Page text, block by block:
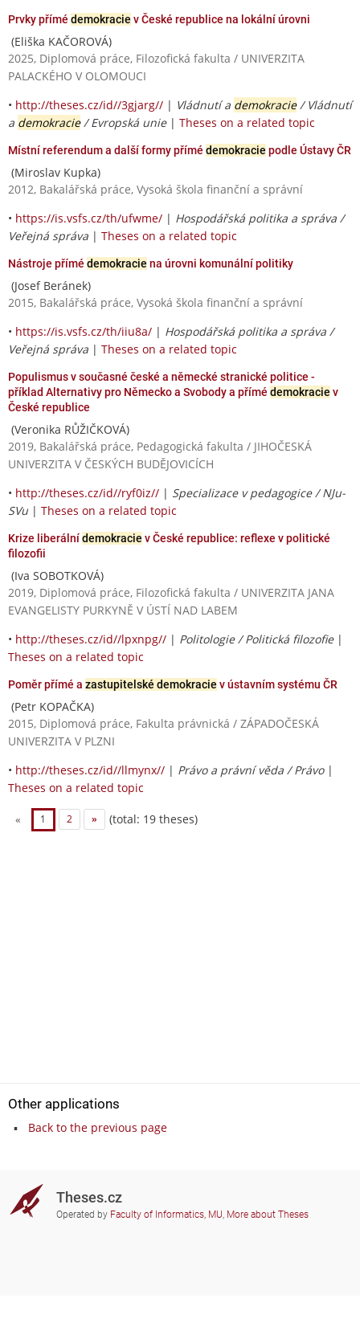
Prvky přímé demokracie v České republice na lokální úrovni
(Eliška KAČOROVÁ)
2025, Diplomová práce, Filozofická fakulta / UNIVERZITA
PALACKÉHO V OLOMOUCI
• http://theses.cz/id//3gjarg// | Vládnutí a demokracie/ Vládnutí
a demokracie/ Evropská unie| Theses on a related topic
Místní referendum a další formy přímé demokracie podle Ústavy ČR
(Miroslav Kupka)
2012, Bakalářská práce, Vysoká škola finanční a správní
• https://is.vsfs.cz/th/ufwme/ | Hospodářská politika a správa /
Veřejná správa | Theses on a related topic
Nástroje přímé demokracie na úrovni komunální politiky
(Josef Beránek)
2015, Bakalářská práce, Vysoká škola finanční a správní
• https://is.vsfs.cz/th/iiu8a/ | Hospodářská politika a správa /
Veřejná správa | Theses on a related topic
Populismus v současné české a německé stranické politice -
příklad Alternativy pro Německo a Svobody a přímé demokracie v
České republice
(Veronika RŮŽIČKOVÁ)
2019, Bakalářská práce, Pedagogická fakulta / JIHOČESKÁ
UNIVERZITA V ČESKÝCH BUDĚJOVICÍCH
• http://theses.cz/id//ryf0iz// | Specializace v pedagogice / NJu-
SVu | Theses on a related topic
Krize liberálnídemokracie v České republice: reflexe v politické
filozofii
(Iva SOBOTKOVÁ)
2019, Diplomová práce, Filozofická fakulta / UNIVERZITA JANA
EVANGELISTY PURKYNĚ V ÚSTÍ NAD LABEM
• http://theses.cz/id//lpxnpg// | Politologie / Politická filozofie|
Theses on a related topic
Poměr přímé a zastupitelské demokracie v ústavním systému ČR
(Petr KOPAČKA)
2015, Diplomová práce, Fakulta právnická / ZÁPADOČESKÁ
UNIVERZITA V PLZNI
• http://theses.cz/id//llmynx// | Právo a právní věda / Právo|
Theses on a related topic
« 1 2 » (total: 19 theses)
Other applications
Back to the previous page
Theses.cz
Operated by Faculty of Informatics, MU, More about Theses